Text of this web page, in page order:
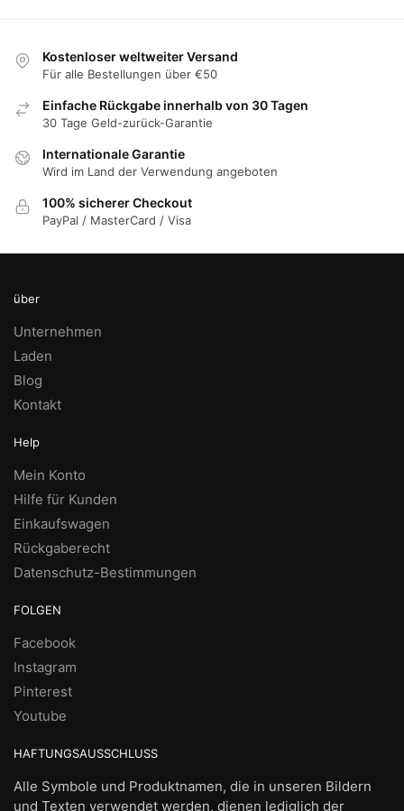
gewählt
werden
gewählt
werden
Kostenloser weltweiter Versand
Für alle Bestellungen über €50
Einfache Rückgabe innerhalb von 30 Tagen
30 Tage Geld-zurück-Garantie
Internationale Garantie
Wird im Land der Verwendung angeboten
100% sicherer Checkout
PayPal / MasterCard / Visa
über
Unternehmen
Laden
Blog
Kontakt
Help
Mein Konto
Hilfe für Kunden
Einkaufswagen
Rückgaberecht
Datenschutz-Bestimmungen
FOLGEN
Facebook
Instagram
Pinterest
Youtube
HAFTUNGSAUSSCHLUSS
Alle Symbole und Produktnamen, die in unseren Bildern
und Texten verwendet werden, dienen lediglich der